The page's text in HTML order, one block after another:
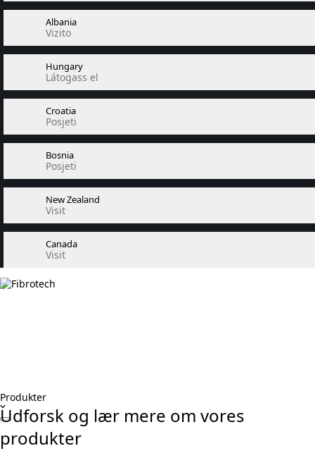
Albania
Vizito
Hungary
Látogass el
Croatia
Posjeti
Bosnia
Posjeti
New Zealand
Visit
Canada
Visit
Produkter
Udforsk og lær mere om vores
produkter